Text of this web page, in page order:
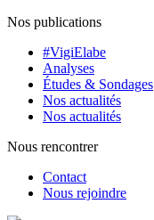
Nos publications
#VigiElabe
Analyses
Études & Sondages
Nos actualités
Nos actualités
Nous rencontrer
Contact
Nous rejoindre